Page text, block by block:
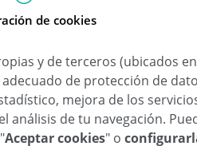
e incorporan
saludable,mayores ,pacientes operados
de cookies
y de terceros (ubicados
de protección de
mejora de los
análisis de tu navegación.
Aceptar cookies" o